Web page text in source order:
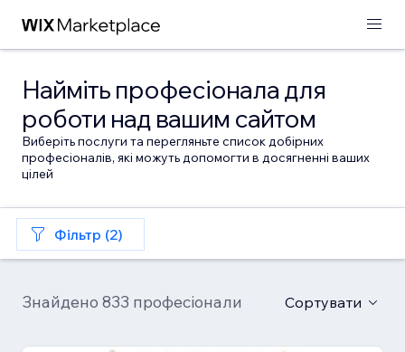
Найміть професіонала для
роботи над вашим сайтом
Виберіть послуги та перегляньте список добірних
професіоналів, які можуть допомогти в досягненні ваших
цілей
Фільтр (2)
Знайдено 833 професіонали Сортувати